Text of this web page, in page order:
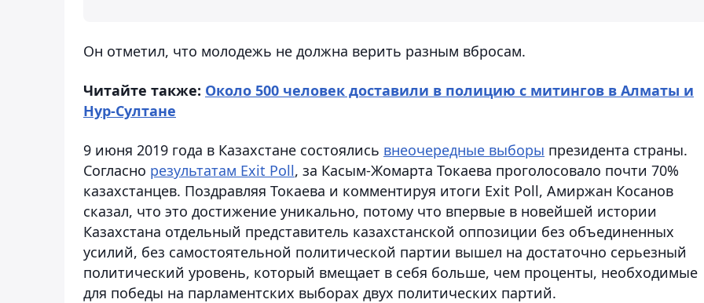
Он отметил, что молодежь не должна верить разным вбросам.
Читайте также: Около 500 человек доставили в полицию с митингов в Алматы и
Нур-Султане
9 июня 2019 года в Казахстане состоялись внеочередные выборы президента страны.
Согласно результатам Exit Poll, за Касым-Жомарта Токаева проголосовало почти 70%
казахстанцев. Поздравляя Токаева и комментируя итоги Exit Poll, Амиржан Косанов
сказал, что это достижение уникально, потому что впервые в новейшей истории
Казахстана отдельный представитель казахстанской оппозиции без объединенных
усилий, без самостоятельной политической партии вышел на достаточно серьезный
политический уровень, который вмещает в себя больше, чем проценты, необходимые
для победы на парламентских выборах двух политических партий.